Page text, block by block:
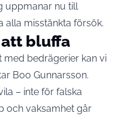
uppmanar nu till
alla misstänkta försök.
bluffa
bedrägerier kan vi
Boo Gunnarsson.
– inte för falska
och vaksamhet går